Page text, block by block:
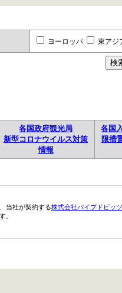
ヨーロッパ 東アジ
各国政府観光局
新型コロナウイルス対策
情報
各国
限措
当社が契約する株式会社パイプドビッツ
。